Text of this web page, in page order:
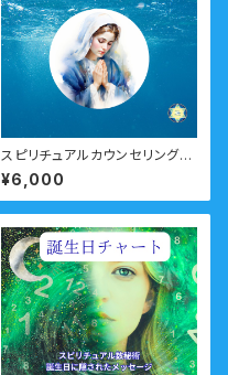
スピリチュアルカウンセリング
延長30分
¥6,000